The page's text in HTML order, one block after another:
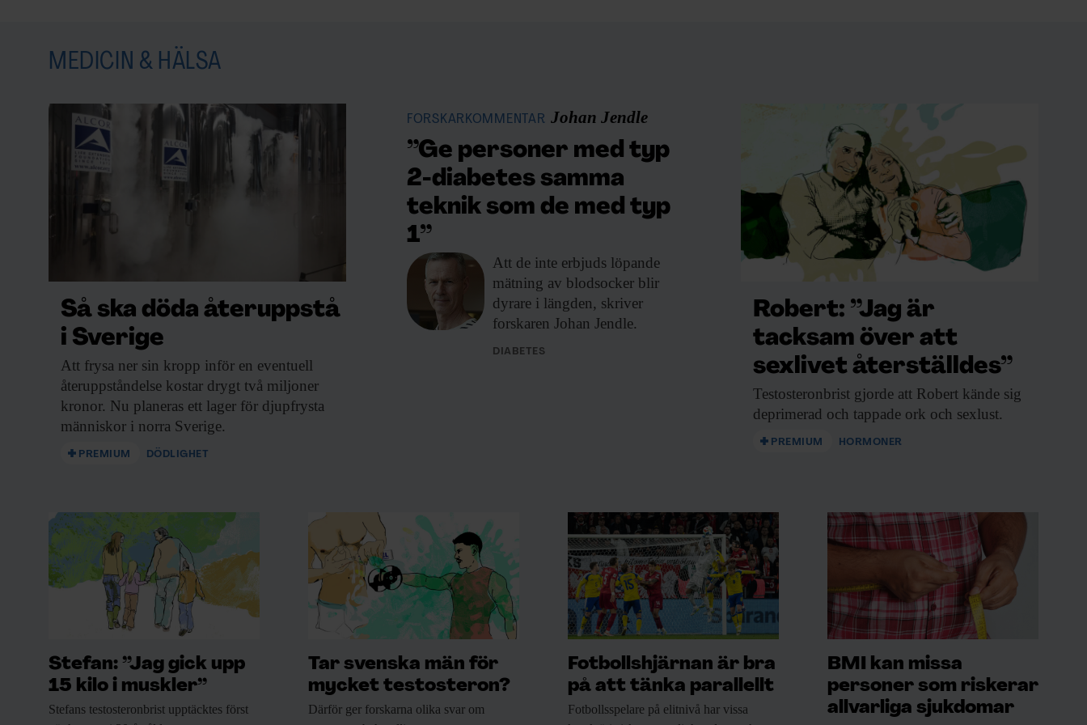
MEDICIN & HÄLSA
Så ska döda återuppstå
i Sverige
Att frysa ner sin kropp inför en eventuell
återuppståndelse kostar drygt två miljoner
kronor. Nu planeras ett lager för djupfrysta
människor i norra Sverige.
PREMIUM DÖDLIGHET
FORSKARKOMMENTAR Johan Jendle
”Ge personer med typ
2-diabetes samma
teknik som de med typ
1”
Att de inte erbjuds löpande
mätning av blodsocker blir
dyrare i längden, skriver
forskaren Johan Jendle.
DIABETES
Robert: ”Jag är
tacksam över att
sexlivet återställdes”
Testosteronbrist gjorde att Robert kände sig
deprimerad och tappade ork och sexlust.
PREMIUM HORMONER
Stefan: ”Jag gick upp
15 kilo i muskler”
Stefans testosteronbrist upptäcktes först
Tar svenska män för
mycket testosteron?
Därför ger forskarna olika svar om
Fotbollshjärnan är bra
på att tänka parallellt
Fotbollsspelare på elitnivå har vissa
BMI kan missa
personer som riskerar
allvarliga sjukdomar